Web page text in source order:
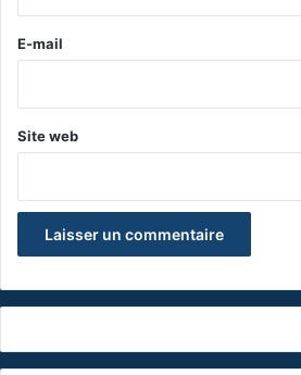
e
E-mail
Site web